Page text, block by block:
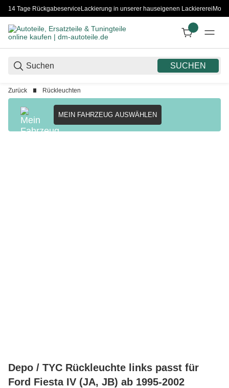
14 Tage RückgabeserviceLackierung in unserer hauseigenen Lackiererei
SUCHEN
Zurück Rückleuchten
MEIN FAHRZEUG AUSWÄHLEN
Depo / TYC Rückleuchte links passt für
Ford Fiesta IV (JA, JB) ab 1995-2002